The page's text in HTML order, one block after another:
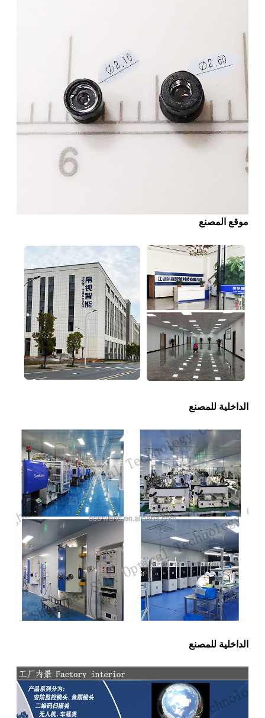
موقع المصنع
الداخلية للمصنع
الداخلية للمصنع